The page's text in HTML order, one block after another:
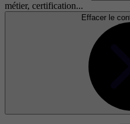
métier, certification...
Effacer le